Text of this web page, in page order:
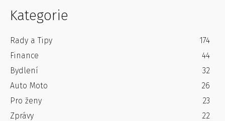
Kategorie
Rady a Tipy
174
Finance
44
Bydlení
32
Auto Moto
26
Pro ženy
23
Zprávy
22